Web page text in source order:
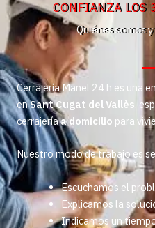
CONFIANZA LOS
Quiénes somos
Cerrajería Manel 24 h es una
enSant Cugat del Vallès,
cerrajeríaa domicilio para
Nuestro modo de trabajo es
Escuchamos el
Explicamos la
Indicamos un